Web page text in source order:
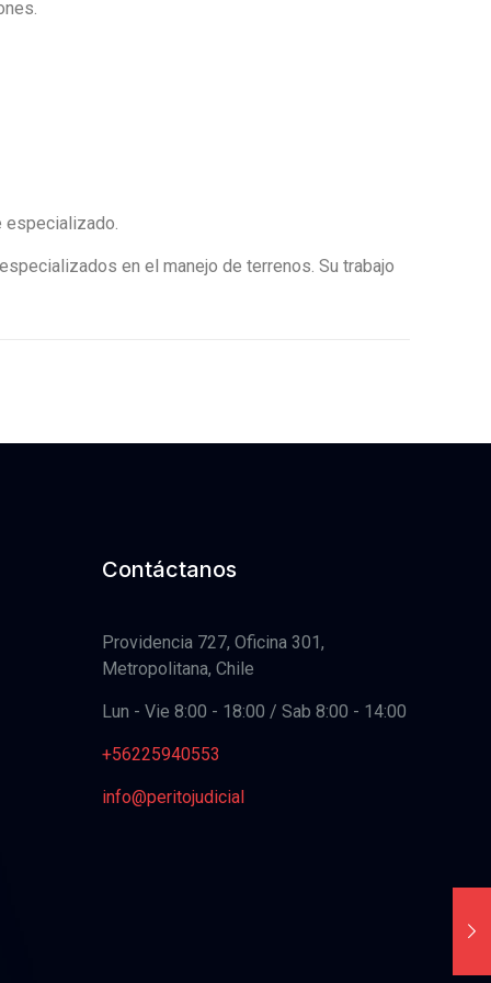
especializado.
en el manejo de terrenos. Su trabajo
Contáctanos
Providencia 727, Oficina 301,
Metropolitana, Chile
Lun - Vie 8:00 - 18:00 / Sab 8:00 - 14:00
+56225940553
info@peritojudicial